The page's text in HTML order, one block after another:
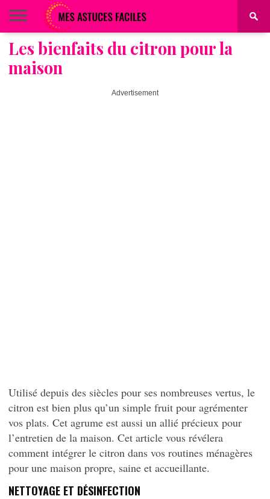
BEAUTÉ
COIFFURE
ALIMENTATION
MAQUILLAGE
MAISON
Les bienfaits du citron pour la
maison
Advertisement
Utilisé depuis des siècles pour ses nombreuses vertus, le
citron est bien plus qu’un simple fruit pour agrémenter
vos plats. Cet agrume est aussi un allié précieux pour
l’entretien de la maison. Cet article vous révélera
comment intégrer le citron dans vos routines ménagères
pour une maison propre, saine et accueillante.
NETTOYAGE ET DÉSINFECTION